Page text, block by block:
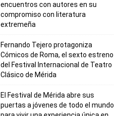
encuentros con autores en su
compromiso con literatura
extremeña
Fernando Tejero protagoniza
Cómicos de Roma, el sexto estreno
del Festival Internacional de Teatro
Clásico de Mérida
El Festival de Mérida abre sus
puertas a jóvenes de todo el mundo